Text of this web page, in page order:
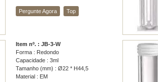
Pergunte Agora Top
Item nº. : JB-3-W
Forma : Redondo
Capacidade : 3ml
Tamanho (mm) : Ø22 * H44,5
Material : EM